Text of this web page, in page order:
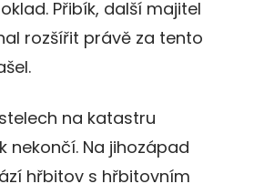
Přibík, další majitel
rozšířit právě za tento
na katastru
nekončí. Na jihozápad
hřbitov s hřbitovním